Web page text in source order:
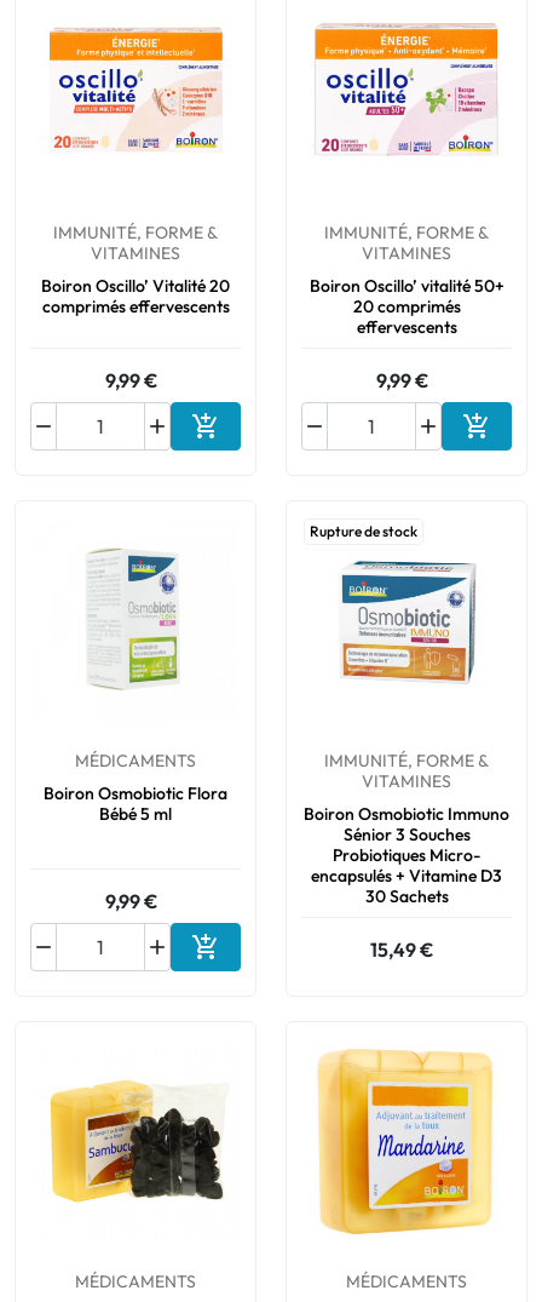
IMMUNITÉ, FORME &
VITAMINES
Boiron Oscillo’ Vitalité 20
comprimés effervescents
9,99 €

 Ajouter au panier
IMMUNITÉ, FORME &
VITAMINES
Boiron Oscillo’ vitalité 50+
20 comprimés
effervescents
9,99 €

 
MÉDICAMENTS
Boiron Osmobiotic Flora
Bébé 5 ml
9,99 €

 Ajouter au panier
Rupture de stock
IMMUNITÉ, FORME &
VITAMINES
Boiron Osmobiotic Immuno
Sénior 3 Souches
Probiotiques Micro-
encapsulés + Vitamine D3
30 Sachets
15,49 €
MÉDICAMENTS
MÉDICAMENTS